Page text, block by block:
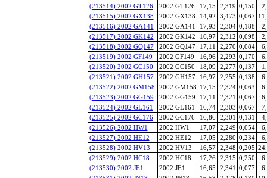
(213514) 2002 GT126
2002 GT126 17,15 2,319 0,150
(213515) 2002 GX138
2002 GX138 14,92 3,473 0,067
(213516) 2002 GA141
2002 GA141 17,93 2,304 0,188
(213517) 2002 GK142
2002 GK142 16,97 2,312 0,098
(213518) 2002 GQ147
2002 GQ147 17,11 2,270 0,084
(213519) 2002 GF149
2002 GF149 16,96 2,293 0,170
(213520) 2002 GC150
2002 GC150 18,09 2,277 0,137
(213521) 2002 GH157
2002 GH157 16,97 2,255 0,138
(213522) 2002 GM158
2002 GM158 17,15 2,324 0,063
(213523) 2002 GG159
2002 GG159 17,11 2,321 0,067
(213524) 2002 GL161
2002 GL161 16,74 2,303 0,067
(213525) 2002 GC176
2002 GC176 16,86 2,301 0,131
(213526) 2002 HW1
2002 HW1 17,07 2,249 0,054
(213527) 2002 HE12
2002 HE12 17,05 2,280 0,234
(213528) 2002 HV13
2002 HV13 16,57 2,348 0,205
(213529) 2002 HC18
2002 HC18 17,26 2,315 0,250
(213530) 2002 JE1
2002 JE1 16,65 2,341 0,077